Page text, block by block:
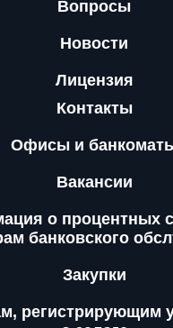
Вопросы
Новости
Лицензия
Контакты
Офисы и
Вакансии
о процентных
банковского
Закупки
регистрирующим